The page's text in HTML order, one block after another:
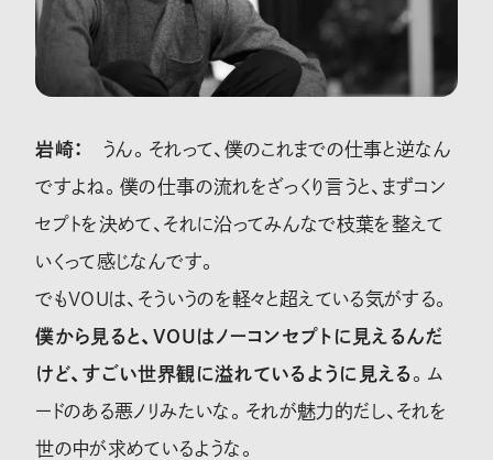
岩崎：
うん。それって、僕のこれまでの仕事と逆なん
ですよね。僕の仕事の流れをざっくり言うと、まずコン
セプトを決めて、それに沿ってみんなで枝葉を整えて
いくって感じなんです。
でもVOUは、そういうのを軽々と超えている気がする。
僕から見ると、VOUはノーコンセプトに見えるんだ
けど、すごい世界観に溢れているように見える。ム
ードのある悪ノリみたいな。それが魅力的だし、それを
世の中が求めているような。